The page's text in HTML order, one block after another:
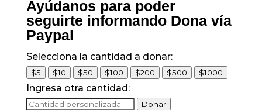
Ayúdanos para poder
seguirte informando Dona vía
Paypal
Selecciona la cantidad a donar:
$5 $10 $50 $100 $200 $500 $1000
Ingresa otra cantidad:
Donar